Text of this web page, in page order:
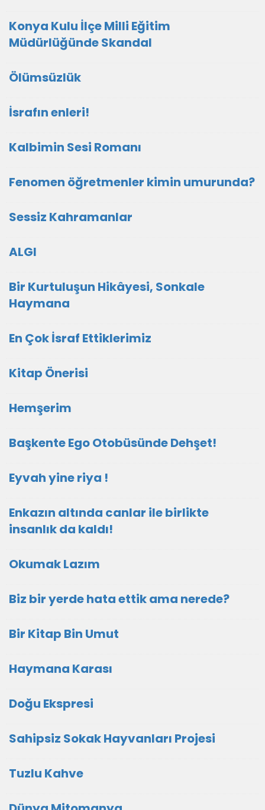
Konya Kulu İlçe Milli Eğitim
Müdürlüğünde Skandal
Ölümsüzlük
İsrafın enleri!
Kalbimin Sesi Romanı
Fenomen öğretmenler kimin umurunda?
Sessiz Kahramanlar
ALGI
Bir Kurtuluşun Hikâyesi, Sonkale
Haymana
En Çok İsraf Ettiklerimiz
Kitap Önerisi
Hemşerim
Başkente Ego Otobüsünde Dehşet!
Eyvah yine riya !
Enkazın altında canlar ile birlikte
insanlık da kaldı!
Okumak Lazım
Biz bir yerde hata ettik ama nerede?
Bir Kitap Bin Umut
Haymana Karası
Doğu Ekspresi
Sahipsiz Sokak Hayvanları Projesi
Tuzlu Kahve